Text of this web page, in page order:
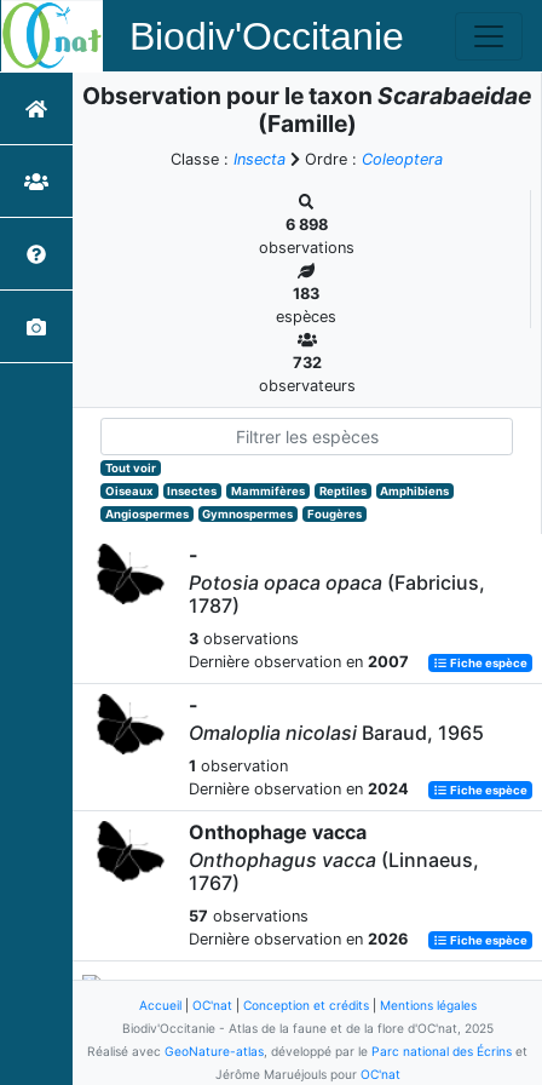
Biodiv'Occitanie
Observation pour le taxon Scarabaeidae
(Famille)
Classe : Insecta Ordre : Coleoptera
6 898
observations
183
espèces
732
observateurs
Tout voir
Oiseaux
Insectes Mammifères Reptiles
Amphibiens
Angiospermes
Gymnospermes Fougères
-
Potosia opaca opaca (Fabricius,
1787)
3 observations
Dernière observation en 2007 Fiche espèce
-
Omaloplia nicolasi Baraud, 1965
1 observation
Dernière observation en 2024 Fiche espèce
Onthophage vacca
Onthophagus vacca (Linnaeus,
1767)
57 observations
Dernière observation en 2026 Fiche espèce
-
Scarabaeus laticollis Linnaeus, 1767
19 observations
Dernière observation en2025
Accueil| OC'nat| Conception et crédits| Mentions légales
Biodiv'Occitanie - Atlas de la faune et de la flore d'OC'nat, 2025
Réalisé avec GeoNature-atlas , développé par le Parc national des Écrins et
Jérôme Maruéjouls pour OC'nat